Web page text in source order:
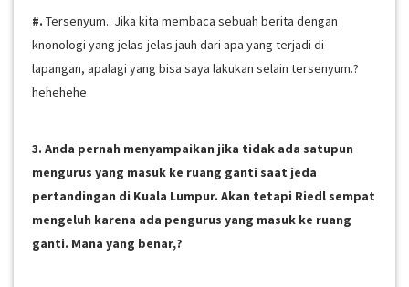
#. Tersenyum.. Jika kita membaca sebuah berita dengan
knonologi yang jelas-jelas jauh dari apa yang terjadi di
lapangan, apalagi yang bisa saya lakukan selain tersenyum.?
hehehehe
3. Anda pernah menyampaikan jika tidak ada satupun
mengurus yang masuk ke ruang ganti saat jeda
pertandingan di Kuala Lumpur. Akan tetapi Riedl sempat
mengeluh karena ada pengurus yang masuk ke ruang
ganti. Mana yang benar,?